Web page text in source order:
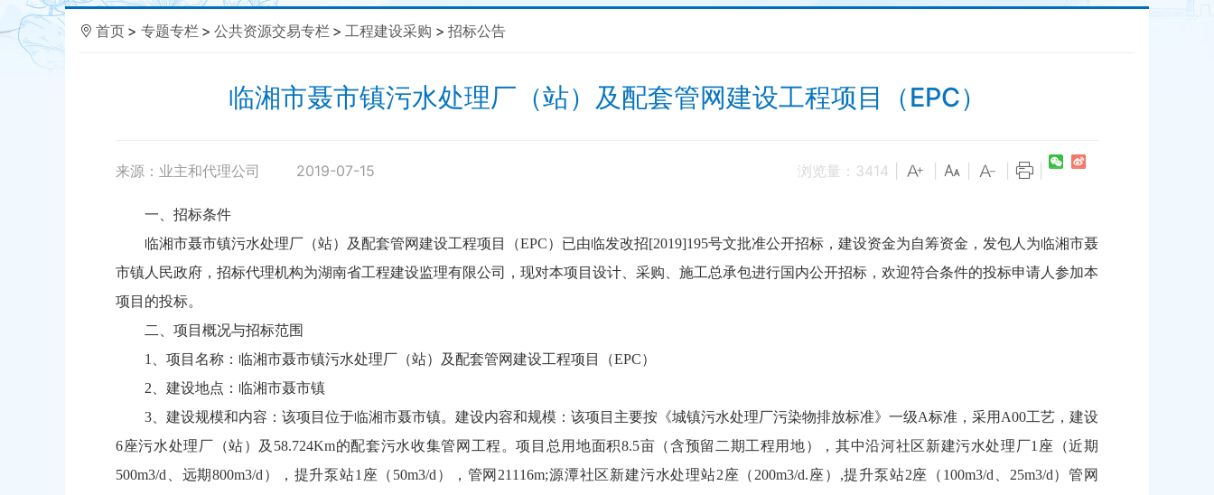
首页 > 专题专栏 > 公共资源交易专栏 > 工程建设采购 > 招标公告
临湘市聂市镇污水处理厂（站）及配套管网建设工程项目（EPC）
来源：业主和代理公司 2019-07-15 浏览量： 3414
一、招标条件
临湘市聂市镇污水处理厂（站）及配套管网建设工程项目（EPC）已由临发改招[2019]195号文批准公开招标，建设资金为自筹资金，发包人为临湘市聂
市镇人民政府，招标代理机构为湖南省工程建设监理有限公司，现对本项目设计、采购、施工总承包进行国内公开招标，欢迎符合条件的投标申请人参加本
项目的投标。
二、项目概况与招标范围
1、项目名称：临湘市聂市镇污水处理厂（站）及配套管网建设工程项目（EPC）
2、建设地点：临湘市聂市镇
3、建设规模和内容：该项目位于临湘市聂市镇。建设内容和规模：该项目主要按《城镇污水处理厂污染物排放标准》一级A标准，采用A00工艺，建设
6座污水处理厂（站）及58.724Km的配套污水收集管网工程。项目总用地面积8.5亩（含预留二期工程用地），其中沿河社区新建污水处理厂1座（近期
500m3/d、远期800m3/d），提升泵站1座（50m3/d），管网21116m;源潭社区新建污水处理站2座（200m3/d.座）,提升泵站2座（100m3/d、25m3/d）管网